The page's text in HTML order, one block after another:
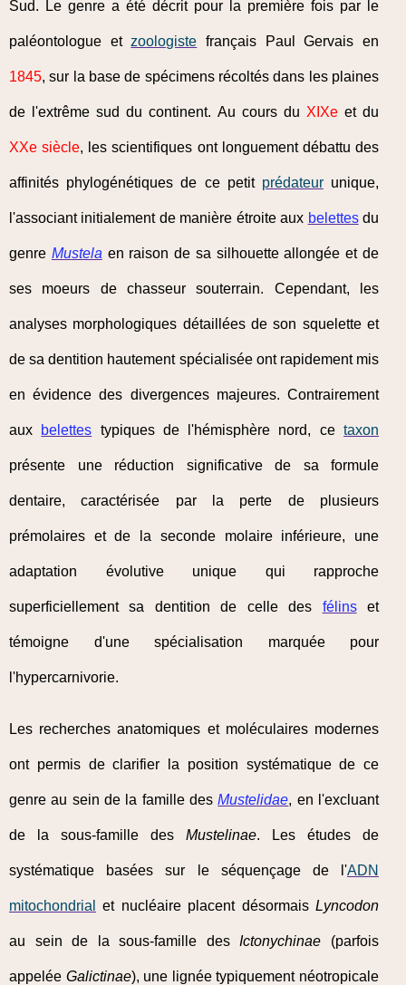
Sud. Le genre a été décrit pour la première fois par le
paléontologue etzoologiste français Paul Gervais en
1845, sur la base de spécimens récoltés dans les plaines
de l'extrême sud du continent. Au cours du XIXeet du
XXe siècle, les scientifiques ont longuement débattu des
affinités phylogénétiques de ce petit prédateurunique,
l'associant initialement de manière étroite aux belettesdu
genre Mustela en raison de sa silhouette allongée et de
ses moeurs de chasseur souterrain. Cependant, les
analyses morphologiques détaillées de son squelette et
de sa dentition hautement spécialisée ont rapidement mis
en évidence des divergences majeures. Contrairement
aux belettes typiques de l'hémisphère nord, cetaxon
présente une réduction significative de sa formule
dentaire, caractérisée par la perte de plusieurs
prémolaires et de la seconde molaire inférieure, une
adaptation évolutive unique qui rapproche
superficiellement sa dentition de celle des félinset
témoigne d'une spécialisation marquée pour
l'hypercarnivorie.
Les recherches anatomiques et moléculaires modernes
ont permis de clarifier la position systématique de ce
genre au sein de la famille desMustelidae, en l'excluant
de la sous-famille des Mustelinae. Les études de
systématique basées sur le séquençage de l'ADN
mitochondrial et nucléaire placent désormais Lyncodon
au sein de la sous-famille des Ictonychinae (parfois
appelée Galictinae), une lignée typiquement néotropicale